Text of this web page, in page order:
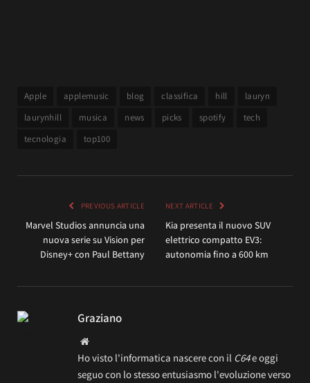
Apple applemusic blog classifica hill
lauryn
laurynhill
musica news picks spotify
tech
tecnologia
top100
PREVIOUS ARTICLE
Marvel Studios annuncia una
nuova serie su Vision per
Disney+ con Paul Bettany
NEXT ARTICLE
Kia presenta il nuovo SUV
elettrico compatto EV3:
autonomia fino a 600 km
Graziano
Website
Ho visto l'informatica nascere con il C64e oggi
seguo con lo stesso entusiasmo l'evoluzione verso